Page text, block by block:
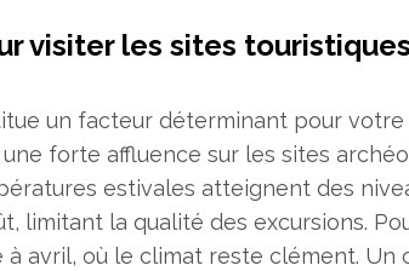
visiter les sites touristiques
un facteur déterminant pour votre
forte affluence sur les sites
estivales atteignent des
limitant la qualité des excursions.
avril, où le climat reste clément. Un